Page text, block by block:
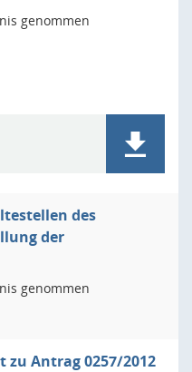
genommen
des
der
genommen
zu Antrag 0257/2012